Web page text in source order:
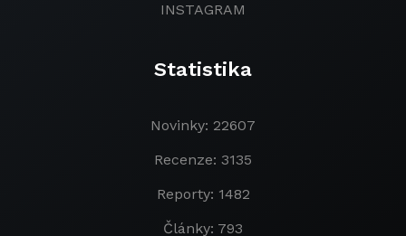
INSTAGRAM
Statistika
Novinky: 22607
Recenze: 3135
Reporty: 1482
Články: 793